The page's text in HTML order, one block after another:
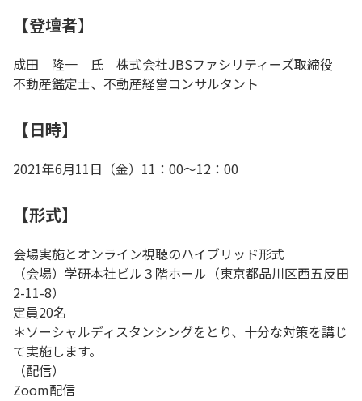
【登壇者】
成田 隆一 氏 株式会社JBSファシリティーズ取締役
不動産鑑定士、不動産経営コンサルタント
【日時】
2021年6月11日（金）11：00〜12：00
【形式】
会場実施とオンライン視聴のハイブリッド形式
（会場）学研本社ビル３階ホール（東京都品川区西五反田
2-11-8）
定員20名
＊ソーシャルディスタンシングをとり、十分な対策を講じ
て実施します。
（配信）
Zoom配信